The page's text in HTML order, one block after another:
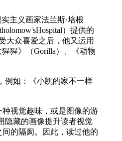
主义画家法兰斯·培根
）提供的
大众喜爱之后，他又运用
猩》（Gorilla）、《动物
例如：《小凯的家不一样
视觉趣味，或是图像的游
隐藏的画像提升读者视觉
的隔阂。因此，读过他的